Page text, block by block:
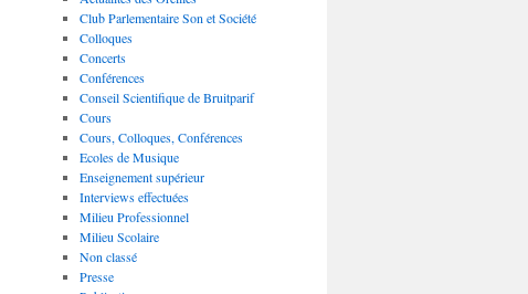
Club Parlementaire Son et Société
Colloques
Concerts
Conférences
Conseil Scientifique de Bruitparif
Cours
Cours, Colloques, Conférences
Ecoles de Musique
Enseignement supérieur
Interviews effectuées
Milieu Professionnel
Milieu Scolaire
Non classé
Presse